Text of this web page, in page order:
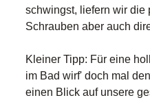
schwingst, liefern wir die
Schrauben aber auch
Kleiner Tipp: Für eine
im Bad wirf' doch mal
einen Blick auf unsere